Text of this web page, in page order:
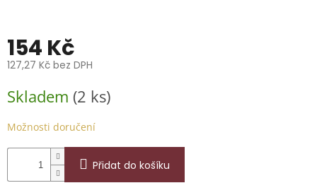
154 Kč
127,27 Kč bez DPH
cena:
Skladem (2 ks)
Možnosti doručení
Přidat do košíku